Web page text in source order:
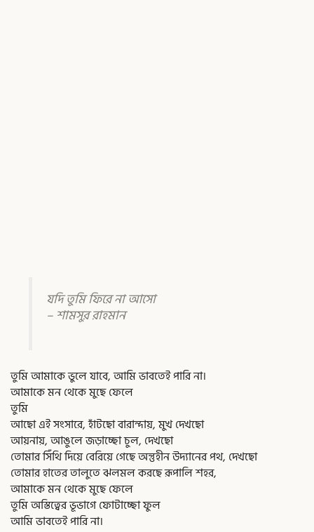
যদি তুমি ফিরে না আসো
– শামসুর রাহমান
তুমি আমাকে ভুলে যাবে, আমি ভাবতেই পারি না।
আমাকে মন থেকে মুছে ফেলে
তুমি
আছো এই সংসারে, হাঁটছো বারান্দায়, মুখ দেখছো
আয়নায়, আঙুলে জড়াচ্ছো চুল, দেখছো
তোমার সিঁথি দিয়ে বেরিয়ে গেছে অন্তুহীন উদ্যানের পথ, দেখছো
তোমার হাতের তালুতে ঝলমল করছে রূপালি শহর,
আমাকে মন থেকে মুছে ফেলে
তুমি অস্তিত্বের ভূভাগে ফোটাচ্ছো ফুল
আমি ভাবতেই পারি না।